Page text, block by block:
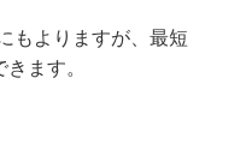
もよりますが、最短
ます。